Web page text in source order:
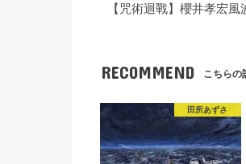
【咒術迴戰】櫻井孝宏
RECOMMEND こちらの
田所あずさ